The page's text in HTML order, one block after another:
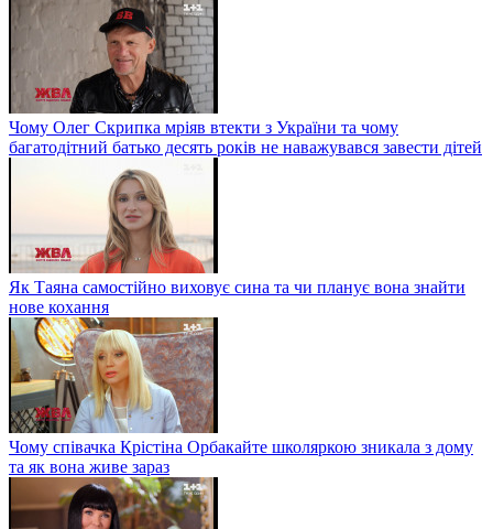
Чому Олег Скрипка мріяв втекти з України та чому
багатодітний батько десять років не наважувався завести дітей
Як Таяна самостійно виховує сина та чи планує вона знайти
нове кохання
Чому співачка Крістіна Орбакайте школяркою зникала з дому
та як вона живе зараз